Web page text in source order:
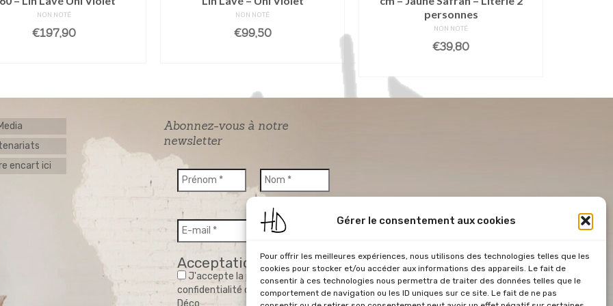
Gérer le consentement aux cookies
Pour offrir les meilleures expériences, nous utilisons des technologies telles que les
cookies pour stocker et/ou accéder aux informations des appareils. Le fait de
consentir à ces technologies nous permettra de traiter des données telles que le
comportement de navigation ou les ID uniques sur ce site. Le fait de ne pas
NON NOTÉ
€197,90
NON NOTÉ
€99,50
personnes
NON NOTÉ
€39,80
encart ici
Abonnez-vous à notre
newsletter
Acceptation RGPD*
J'accepte la politique de
confidentialité du site Home &
Déco